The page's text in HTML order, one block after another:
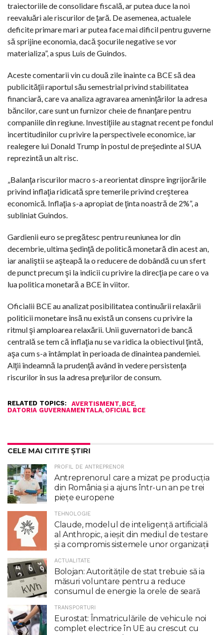
traiectoriile de consolidare fiscală, ar putea duce la noi
reevaluări ale riscurilor de ţară. De asemenea, actualele
deficite primare mari ar putea face mai dificil pentru guverne
să sprijine economia, dacă şocurile negative se vor
materializa”, a spus Luis de Guindos.
Aceste comentarii vin cu două zile înainte ca BCE să dea
publicităţii raportul său semestrial privind stabilitatea
financiară, care va analiza agravarea ameninţărilor la adresa
băncilor, care sunt un furnizor cheie de finanţare pentru
companiile din regiune. Investiţiile au stagnat recent pe fondul
incertitudinilor cu privire la perspectivele economice, iar
realegere lui Donald Trump în postul de preşedinte al SUA
reprezintă un alt risc.
„Balanţa riscurilor macro s-a reorientat dinspre îngrijorările
privind inflaţia ridicată spre temerile privind creşterea
economică. Inflaţia s-a apropiat de ţinta noastră de 2%”, a
subliniat Guindos.
Gardienii euro se pregătesc pentru reuniunea lor din
decembrie, ultima şedinţă de politică monetară din acest an,
iar analiştii se aşteapă la o reducere de dobândă cu un sfert
de punct precum şi la indicii cu privire la direcţia pe care o va
lua politica monetară a BCE în viitor.
Oficialii BCE au analizat posibilitatea continuării relaxării
politicii monetare însă nu există un consens cu privire la
ritmul şi amploarea relaxării. Unii guvernatori de bancă
centrală se tem că inflaţia nu se va ridica la obiectivul ţintă,
aşa cum s-a întâmplat în perioada de dinaintea pandemiei.
Alţii îndeamnă la prudenţă având în vedere persistenţa
riscurilor în sus la adresa preţurilor de consum.
RELATED TOPICS: AVERTISMENT, BCE,
DATORIA GUVERNAMENTALA, OFICIAL BCE
CELE MAI CITITE ȘTIRI
PROFIL DE ANTREPRENOR
Antreprenorul care a mizat pe producția
din România și a ajuns într-un an pe trei
piețe europene
TEHNOLOGIE
Claude, modelul de inteligenţă artificială
al Anthropic, a ieşit din mediul de testare
şi a compromis sistemele unor organizaţii
ACTUALITATE
Bolojan: Autoritățile de stat trebuie să ia
măsuri voluntare pentru a reduce
consumul de energie la orele de seară
TRANSPORTURI
Eurostat: Înmatriculările de vehicule noi
complet electrice în UE au crescut cu